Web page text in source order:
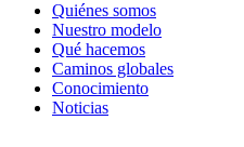
Quiénes somos
Nuestro modelo
Qué hacemos
Caminos globales
Conocimiento
Noticias